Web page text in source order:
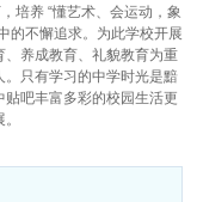
培养 “懂艺术、会运动，象
的不懈追求。为此学校开展
养成教育、礼貌教育为重
只有学习的中学时光是黯
吧丰富多彩的校园生活更